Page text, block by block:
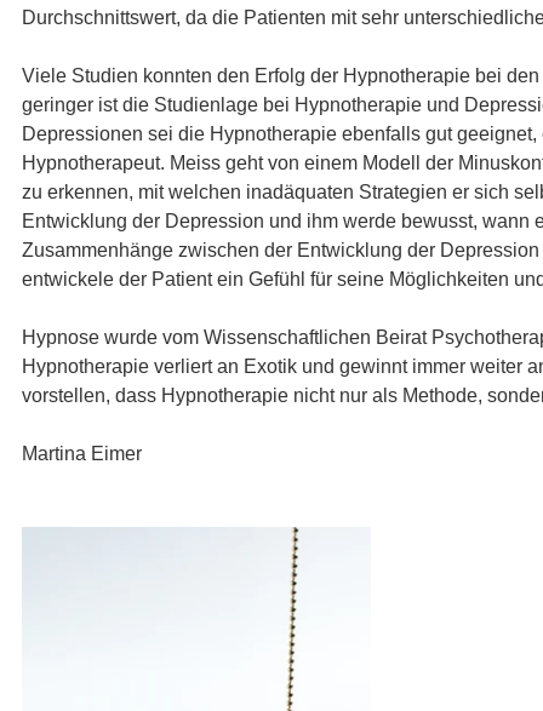
Durchschnittswert, da die Patienten mit sehr
Viele Studien konnten den Erfolg der Hypnotherapie bei
geringer ist die Studienlage bei Hypnotherapie und
Depressionen sei die Hypnotherapie ebenfalls gut
Hypnotherapeut. Meiss geht von einem Modell der
zu erkennen, mit welchen inadäquaten Strategien er sich
Entwicklung der Depression und ihm werde bewusst,
Zusammenhänge zwischen der Entwicklung der
entwickele der Patient ein Gefühl für seine Möglichkeiten
Hypnose wurde vom Wissenschaftlichen Beirat
Hypnotherapie verliert an Exotik und gewinnt immer weiter
vorstellen, dass Hypnotherapie nicht nur als Methode,
Martina Eimer